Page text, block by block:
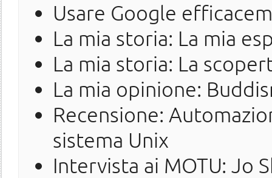
Usare Google
La mia storia: La mia
La mia storia: La
La mia opinione:
Recensione:
sistema Unix
Intervista ai MOTU: Jo